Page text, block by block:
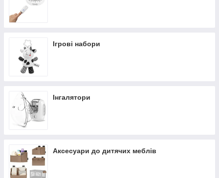
Ігрові набори
Інгалятори
Аксесуари до дитячих меблів